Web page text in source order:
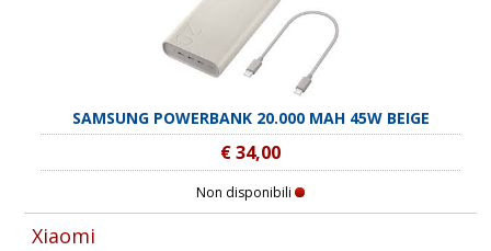
SAMSUNG POWERBANK 20.000 MAH 45W BEIGE
€ 34,00
Non disponibili
Xiaomi